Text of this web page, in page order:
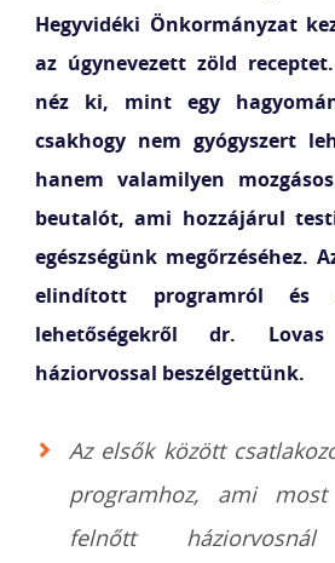
Hegyvidéki Önkormányzat
az úgynevezett zöld
néz ki, mint egy
csakhogy nem gyógyszert
hanem valamilyen
beutalót, ami hozzájárul
egészségünk megőrzéséhez.
elindított programról
lehetőségekről dr.
háziorvossal beszélgettünk.
Az elsők között
programhoz, ami
felnőtt